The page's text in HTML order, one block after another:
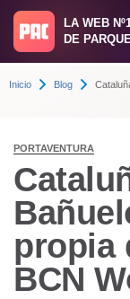
LA WEB
DE
Inicio Blog
PORTAVENTURA
propia
BCN